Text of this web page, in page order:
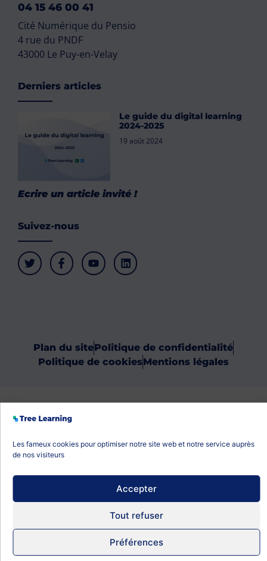
Les fameux cookies pour optimiser notre site web et notre service auprès
de nos visiteurs
Accepter
Tout refuser
Préférences
04 15 46 00 41
Cité Numérique du Pensio
4 rue du PNDF
43000 Le Puy-en-Velay
Derniers articles
Le guide du digital learning
2024-2025
19 août 2024
Ecrire un article invité !
Suivez-nous
Plan du sitePolitique de confidentialité
Politique de cookiesMentions légales